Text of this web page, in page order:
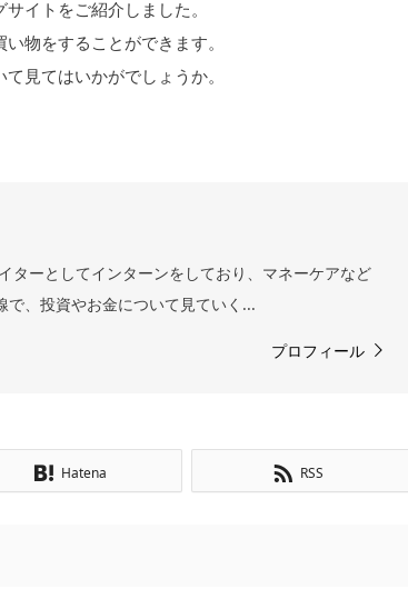
イトをご紹介しました。
物をすることができます。
見てはいかがでしょうか。
ターとしてインターンをしており、マネーケアなど
、投資やお金について見ていく...
プロフィール
Hatena RSS